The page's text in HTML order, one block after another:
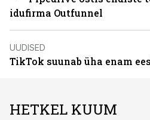
idufirma Outfunnel
UUDISED
TikTok suunab üha enam
HETKEL KUUM